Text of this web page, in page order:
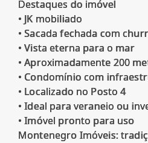
Destaques do imóvel
• JK mobiliado
• Sacada fechada com
• Vista eterna para o mar
• Aproximadamente 200
• Condomínio com
• Localizado no Posto 4
• Ideal para veraneio ou
• Imóvel pronto para uso
Montenegro Imóveis: